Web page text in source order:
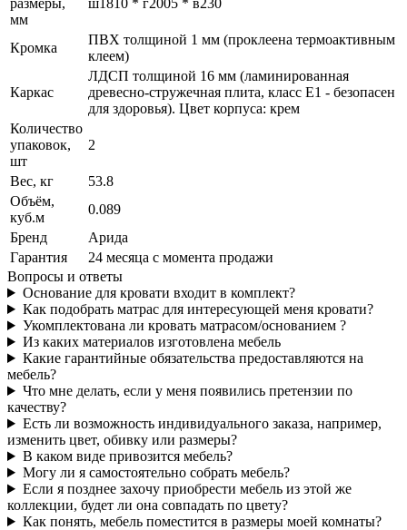
размеры,
мм
ш1810 * г2005 * в230
Кромка
ПВХ толщиной 1 мм (проклеена термоактивным
клеем)
Каркас
ЛДСП толщиной 16 мм (ламинированная
древесно-стружечная плита, класс E1 - безопасен
для здоровья). Цвет корпуса: крем
Количество
упаковок,
шт
2
Вес, кг
53.8
Объём,
куб.м
0.089
Бренд
Арида
Гарантия
24 месяца с момента продажи
Вопросы и ответы
Основание для кровати входит в комплект?
Как подобрать матрас для интересующей меня кровати?
Укомплектована ли кровать матрасом/основанием ?
Из каких материалов изготовлена мебель
Какие гарантийные обязательства предоставляются на
мебель?
Что мне делать, если у меня появились претензии по
качеству?
Есть ли возможность индивидуального заказа, например,
изменить цвет, обивку или размеры?
В каком виде привозится мебель?
Могу ли я самостоятельно собрать мебель?
Если я позднее захочу приобрести мебель из этой же
коллекции, будет ли она совпадать по цвету?
Как понять, мебель поместится в размеры моей комнаты?